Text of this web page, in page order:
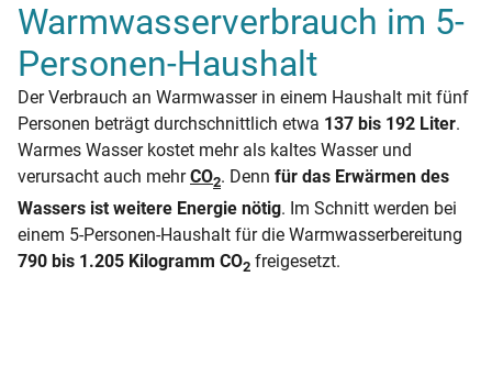
Warmwasserverbrauch im 5-
Personen-Haushalt
Der Verbrauch an Warmwasser in einem Haushalt mit fünf
Personen beträgt durchschnittlich etwa 137 bis 192 Liter.
Warmes Wasser kostet mehr als kaltes Wasser und
verursacht auch mehrCO2. Denn für das Erwärmen des
Wassers ist weitere Energie nötig. Im Schnitt werden bei
einem 5-Personen-Haushalt für die Warmwasserbereitung
790 bis 1.205 Kilogramm CO2 freigesetzt.